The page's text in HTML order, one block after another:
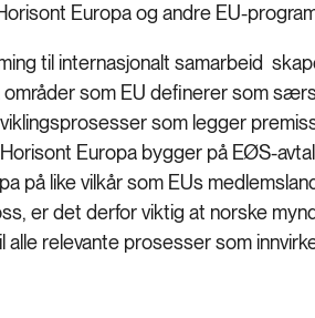
Europa og andre EU-
til internasjonalt samarbeid
som EU definerer som
som legger
Europa bygger på EØS-
på like vilkår som EUs
er det derfor viktig at norske
relevante prosesser som